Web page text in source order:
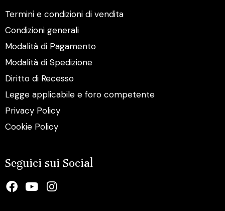
Termini e condizioni di vendita
Condizioni generali
Modalità di Pagamento
Modalità di Spedizione
Diritto di Recesso
Legge applicabile e foro competente
Privacy Policy
Cookie Policy
Seguici sui Social